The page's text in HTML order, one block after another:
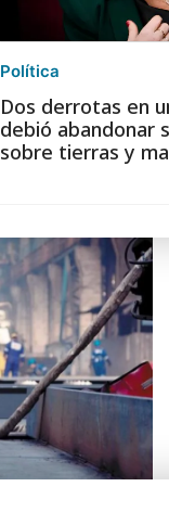
Política
Dos derrotas en
debió abandonar
sobre tierras y